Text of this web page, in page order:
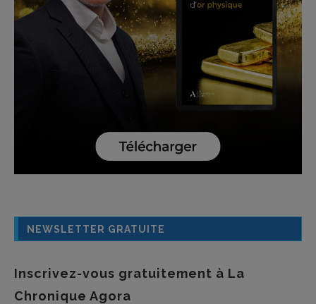
NEWSLETTER GRATUITE
Inscrivez-vous gratuitement à La
Chronique Agora